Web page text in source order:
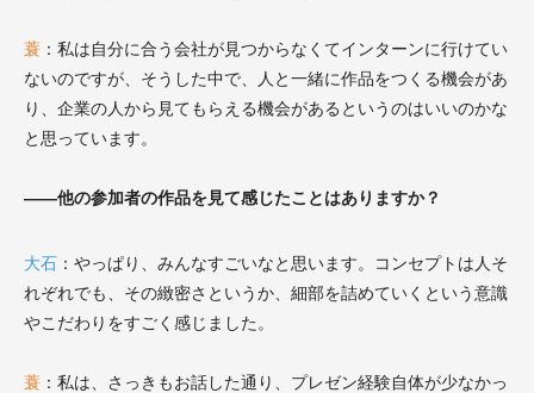
蓑 ： 私は自分に合う会社が見つからなくてインターンに行けてい
ないのですが、そうした中で、人と一緒に作品をつくる機会があ
り、企業の人から見てもらえる機会があるというのはいいのかな
と思っています。
――他の参加者の作品を見て感じたことはありますか？
大石 ： やっぱり、みんなすごいなと思います。コンセプトは人そ
れぞれでも、その緻密さというか、細部を詰めていくという意識
やこだわりをすごく感じました。
蓑 ： 私は、さっきもお話した通り、プレゼン経験自体が少なかっ